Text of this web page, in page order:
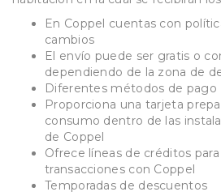
En Coppel cuentas con
cambios
El envío puede ser gratis o
dependiendo de la zona de
Diferentes métodos de pago
Proporciona una tarjeta
consumo dentro de las
de Coppel
Ofrece líneas de créditos
transacciones con Coppel
Temporadas de descuentos